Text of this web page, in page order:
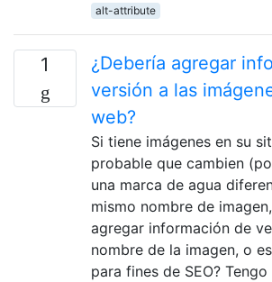
alt-attribute
1
¿Debería agregar
versión a las
web?
Si tiene imágenes en su
probable que cambien
una marca de agua
mismo nombre de
agregar información de
nombre de la imagen, o
para fines de SEO?